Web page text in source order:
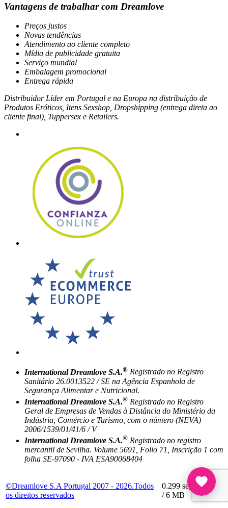
Vantagens de trabalhar com Dreamlove
Preços justos
Novas tendências
Atendimento ao cliente completo
Mídia de publicidade gratuita
Serviço mundial
Embalagem promocional
Entrega rápida
Distribuidor Líder em Portugal e na Europa na distribuição de
Produtos Eróticos, Itens Sexshop, Dropshipping (entrega direta ao
cliente final), Tuppersex e Retailers.
International Dreamlove S.A.® Registrado no Registro
Sanitário 26.0013522 / SE na Agência Espanhola de
Segurança Alimentar e Nutricional.
International Dreamlove S.A.® Registrado no Registro
Geral de Empresas de Vendas à Distância do Ministério da
Indústria, Comércio e Turismo, com o número (NEVA)
2006/1539/01/41/6 / V
International Dreamlove S.A.® Registrado no registro
mercantil de Sevilha. Volume 5691, Folio 71, Inscrição 1 com
folha SE-97090 - IVA ESA90068404
©Dreamlove S.A Portugal 2007 - 2026.Todos
os direitos reservados
0.299 seg /210 sql
/ 6 MB